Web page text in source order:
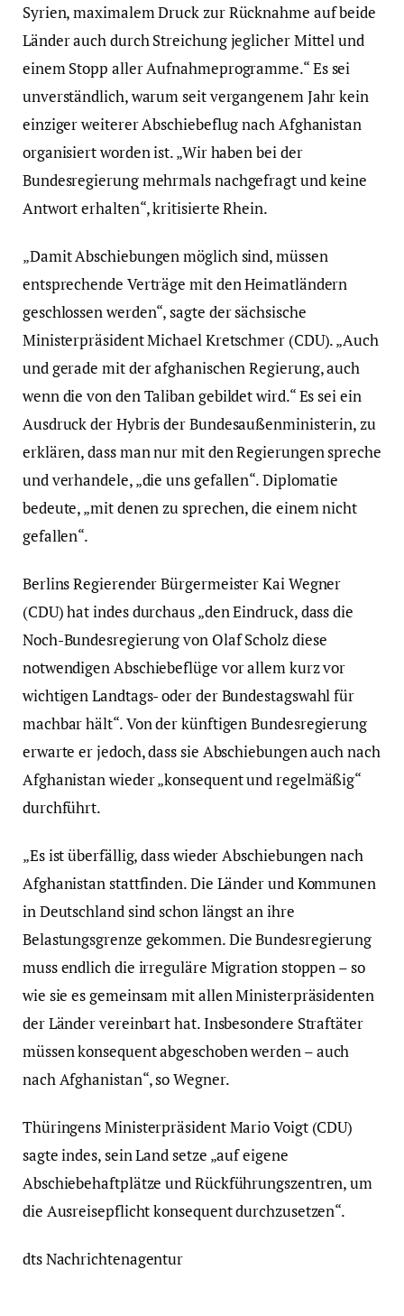
Syrien, maximalem Druck zur Rücknahme auf beide
Länder auch durch Streichung jeglicher Mittel und
einem Stopp aller Aufnahmeprogramme.“ Es sei
unverständlich, warum seit vergangenem Jahr kein
einziger weiterer Abschiebeflug nach Afghanistan
organisiert worden ist. „Wir haben bei der
Bundesregierung mehrmals nachgefragt und keine
Antwort erhalten“, kritisierte Rhein.
„Damit Abschiebungen möglich sind, müssen
entsprechende Verträge mit den Heimatländern
geschlossen werden“, sagte der sächsische
Ministerpräsident Michael Kretschmer (CDU). „Auch
und gerade mit der afghanischen Regierung, auch
wenn die von den Taliban gebildet wird.“ Es sei ein
Ausdruck der Hybris der Bundesaußenministerin, zu
erklären, dass man nur mit den Regierungen spreche
und verhandele, „die uns gefallen“. Diplomatie
bedeute, „mit denen zu sprechen, die einem nicht
gefallen“.
Berlins Regierender Bürgermeister Kai Wegner
(CDU) hat indes durchaus „den Eindruck, dass die
Noch-Bundesregierung von Olaf Scholz diese
notwendigen Abschiebeflüge vor allem kurz vor
wichtigen Landtags- oder der Bundestagswahl für
machbar hält“. Von der künftigen Bundesregierung
erwarte er jedoch, dass sie Abschiebungen auch nach
Afghanistan wieder „konsequent und regelmäßig“
durchführt.
„Es ist überfällig, dass wieder Abschiebungen nach
Afghanistan stattfinden. Die Länder und Kommunen
in Deutschland sind schon längst an ihre
Belastungsgrenze gekommen. Die Bundesregierung
muss endlich die irreguläre Migration stoppen – so
wie sie es gemeinsam mit allen Ministerpräsidenten
der Länder vereinbart hat. Insbesondere Straftäter
müssen konsequent abgeschoben werden – auch
nach Afghanistan“, so Wegner.
Thüringens Ministerpräsident Mario Voigt (CDU)
sagte indes, sein Land setze „auf eigene
Abschiebehaftplätze und Rückführungszentren, um
die Ausreisepflicht konsequent durchzusetzen“.
dts Nachrichtenagentur